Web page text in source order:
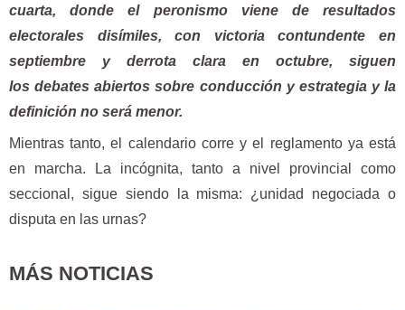
cuarta, donde el peronismo viene de resultados
electorales disímiles, con victoria contundente en
septiembre y derrota clara en octubre, siguen
los debates abiertos sobre conducción y estrategia y la
definición no será menor.
Mientras tanto, el calendario corre y el reglamento ya está
en marcha. La incógnita, tanto a nivel provincial como
seccional, sigue siendo la misma: ¿unidad negociada o
disputa en las urnas?
MÁS NOTICIAS